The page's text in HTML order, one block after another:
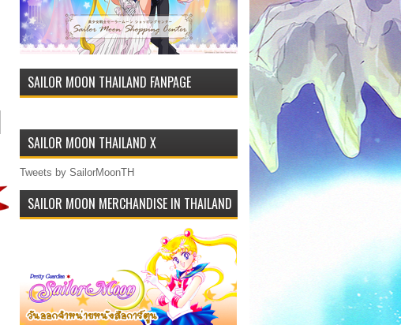
SAILOR MOON THAILAND FANPAGE
SAILOR MOON THAILAND X
Tweets by SailorMoonTH
SAILOR MOON MERCHANDISE IN THAILAND